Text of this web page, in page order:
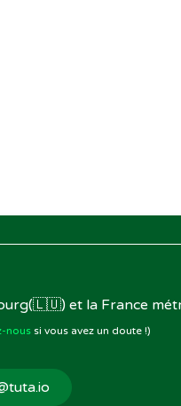
et la France
noussi vous avez un doute !)